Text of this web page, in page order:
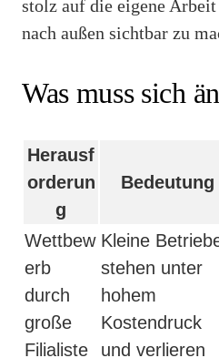
stolz auf die eigene
nach außen sichtbar zu
Was muss sich
Herausf
orderun
g
Bedeutung
Wettbew
erb
durch
große
Filialiste
Kleine
stehen unter
hohem
Kostendruck
und verlieren